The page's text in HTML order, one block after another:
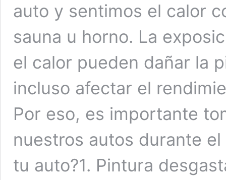
auto y sentimos el calor
sauna u horno. La
el calor pueden dañar la
incluso afectar el
Por eso, es importante
nuestros autos durante
tu auto?1. Pintura